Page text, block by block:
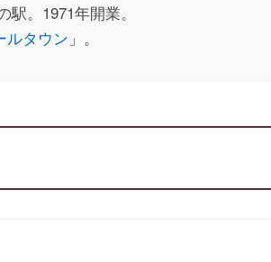
。1971年開業。
ルタウン 」。